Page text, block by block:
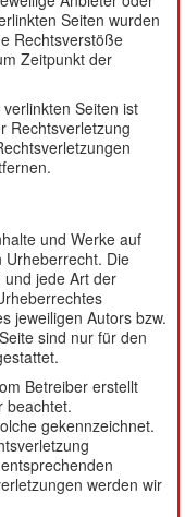
Seiten wurden
Rechtsverstöße
Zeitpunkt der
Seiten ist
Rechtsverletzung
und Werke auf
Urheberrecht. Die
und jede Art der
jeweiligen Autors bzw.
sind nur für den
Betreiber erstellt
beachtet.
gekennzeichnet.
werden wir